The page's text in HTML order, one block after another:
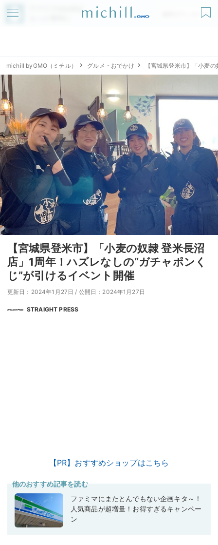
アプリでmichillが
無料ダウンロード
michill byGMO（ミチル） グルメ・おでかけ 【宮城県登米市】「小麦
【宮城県登米市】「小麦の奴隷 登米長沼
店」1周年！ハズレなしの“ガチャポンく
じ”が引けるイベント開催
更新日：2024年1月27日 / 公開日：2024年1月27日
STRAIGHT PRESS
【PR】おすすめショップはこちら
他のおすすめ記事を読む
ファミマにまたとんでもない企画キタ～！
人気商品が超増量！お得すぎるキャンペー
ン